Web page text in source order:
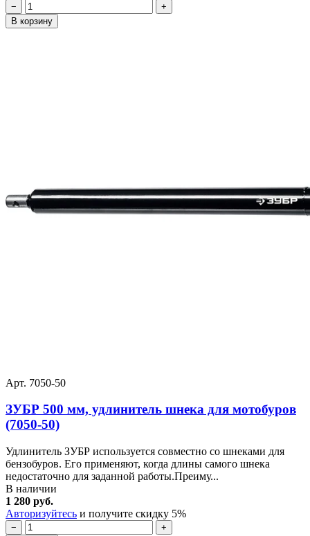
−
+
В корзину
Арт. 7050-50
ЗУБР 500 мм, удлинитель шнека для мотобуров
(7050-50)
Удлинитель ЗУБР используется совместно со шнеками для
бензобуров. Его применяют, когда длины самого шнека
недостаточно для заданной работы.Преиму...
В наличии
1 280 руб.
Авторизуйтесь и получите скидку 5%
−
+